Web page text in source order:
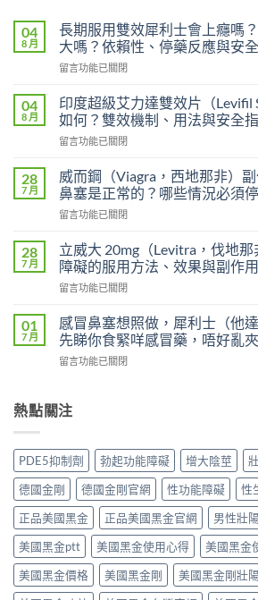
04
8 月
長期服用雙效犀利士會上癮嗎
大嗎？依賴性、停藥反應與安
在
期
服
用
雙
犀
利
士
會
癮
嗎？
效
利
士
副
大
嗎？
賴
性、
停
藥
反
應
與
安
全
用
留言功能已關閉
04
8 月
印度超級艾力達雙效片（Levifil
如何？雙效機制、用法與安全
在
度
超
級
艾
達
雙
效
片
Super
Power）
果
雙
制、
用
法
與
安
全
指
南〉
中
留言功能已關閉
28
7 月
威而鋼（Viagra，西地那非）
鼻塞是正常的？哪些情況必須
在
而
鋼
（Viagra，
西
那
非）
副
作
解
痛、
鼻
塞
是
正
常
的？
哪
些
情
留言功能已關閉
28
7 月
立威大 20mg（Levitra，伐地
障礙的服用方法、效果與副作
在
威
大
20mg（Levitra，
伐
非）：
勃
起
功
能
障
礙
的
服
用
方
留言功能已關閉
01
7 月
感冒鼻塞想照做，犀利士（他
先睇你食緊咩感冒藥，唔好亂夾
在
鼻
塞
照
做，
犀
利
士
（他
達
拉
非）
食
留言功能已關閉
熱點關注
PDE5抑制劑 勃起功能障礙 增大陰莖
德國金剛
德國金剛官網 性功能障礙 性
正品美國黑金
正品美國黑金官網 男性壯
美國黑金ptt
美國黑金使用心得
美國黑金
美國黑金價格
美國黑金剛 美國黑金剛壯